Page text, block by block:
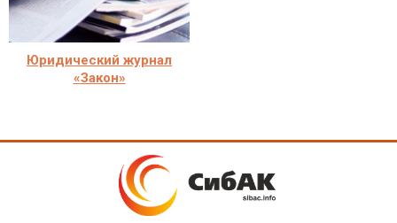
Юридический журнал
«Закон»